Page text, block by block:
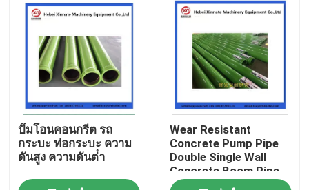
วิดีโอ
เกี่ยวกับเรา
ควบคุมคุณภาพ
ติดต่อเรา
ปั๊มโอนคอนกรีต รถ
กระบะ ท่อกระบะ ความ
ดันสูง ความดันต่ํา
Wear Resistant
Concrete Pump Pipe
Double Single Wall
Concrete Boom Pipe